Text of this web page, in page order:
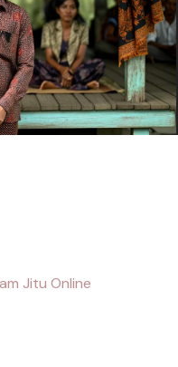
Jitu Online